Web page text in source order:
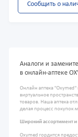
Сообщить о
Аналоги и
в онлайн-аптеке
Онлайн аптека "Oxymed"
виртуальное
товаров. Наша аптека
делая процесс покупок
Широкий ассортимент
Oxymed гордится